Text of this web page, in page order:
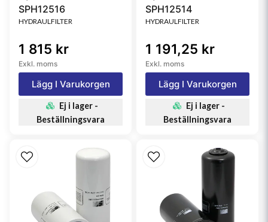
SPH12516
HYDRAULFILTER
1 815 kr
Exkl. moms
Lägg I Varukorgen
Ej i lager -
Beställningsvara
SPH12514
HYDRAULFILTER
1 191,25 kr
Exkl. moms
Lägg I Varukorgen
Ej i lager -
Beställningsvara